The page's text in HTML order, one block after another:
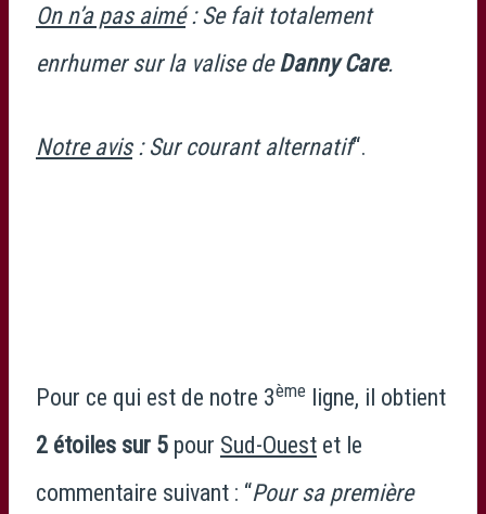
On n’a pas aimé: Se fait totalement
enrhumer sur la valise de Danny Care.
Notre avis: Sur courant alternatif“.
Pour ce qui est de notre 3ème ligne, il obtient
2 étoiles sur 5 pour Sud-Ouest et le
commentaire suivant : “Pour sa première